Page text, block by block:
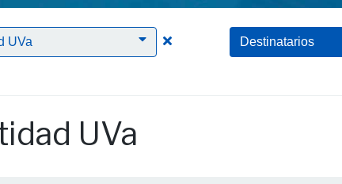
UVa Clic para borrar el filtro
Destinatarios
UVa